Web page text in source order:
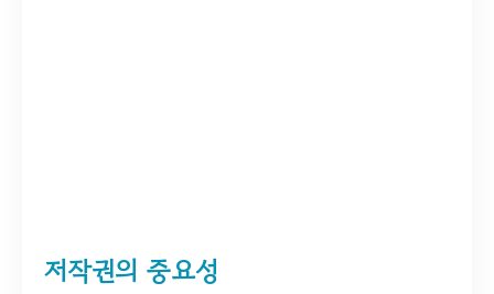
저작권의 중요성